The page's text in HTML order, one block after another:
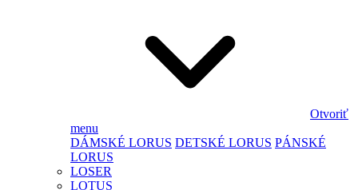
Otvoriť
menu
DÁMSKÉ LORUS DETSKÉ LORUS PÁNSKÉ
LORUS
LOSER
LOTUS